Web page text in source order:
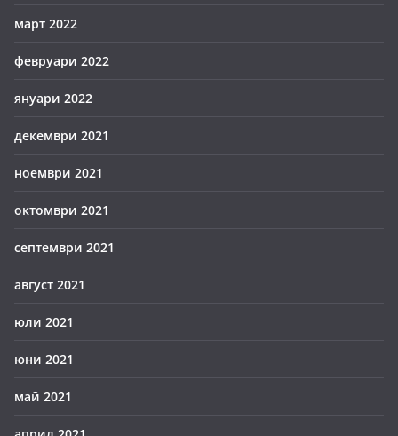
март 2022
февруари 2022
януари 2022
декември 2021
ноември 2021
октомври 2021
септември 2021
август 2021
юли 2021
юни 2021
май 2021